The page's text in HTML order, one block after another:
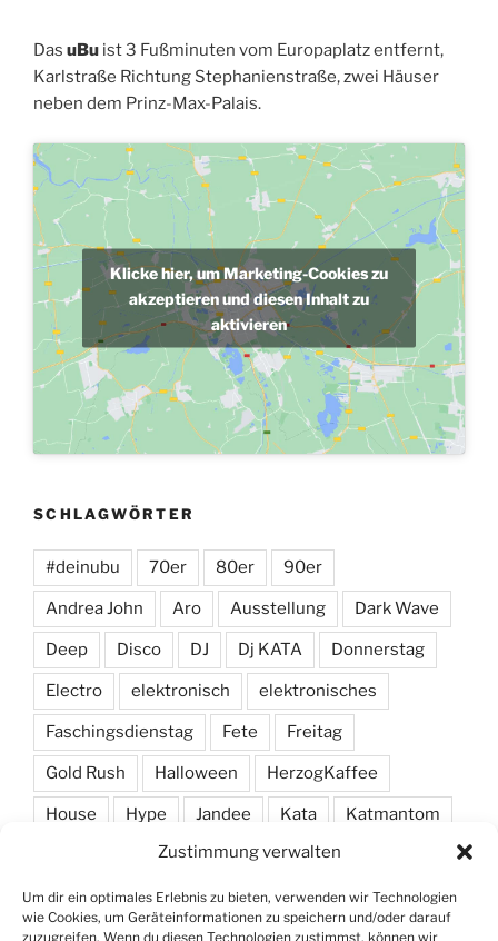
Zustimmung verwalten
Um dir ein optimales Erlebnis zu bieten, verwenden wir Technologien
wie Cookies, um Geräteinformationen zu speichern und/oder darauf
zuzugreifen. Wenn du diesen Technologien zustimmst, können wir
Das uBu ist 3 Fußminuten vom Europaplatz entfernt,
Karlstraße Richtung Stephanienstraße, zwei Häuser
neben dem Prinz-Max-Palais.
Klicke hier, um Marketing-Cookies zu
akzeptieren und diesen Inhalt zu
aktivieren
SCHLAGWÖRTER
#deinubu 70er 80er 90er
Andrea John Aro Ausstellung Dark Wave
Deep Disco DJ Dj KATA Donnerstag
Electro elektronisch elektronisches
Faschingsdienstag Fete Freitag
Gold Rush Halloween HerzogKaffee
House Hype Jandee Kata Katmantom
Manic Markus Haas
Minimal Minimarc Musik Party Pendel